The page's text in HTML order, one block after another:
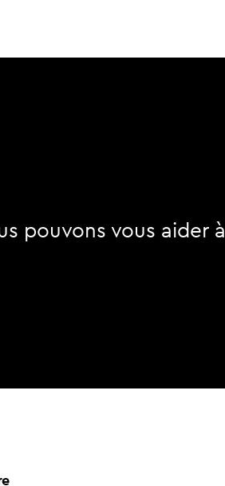
pouvons vous aider à